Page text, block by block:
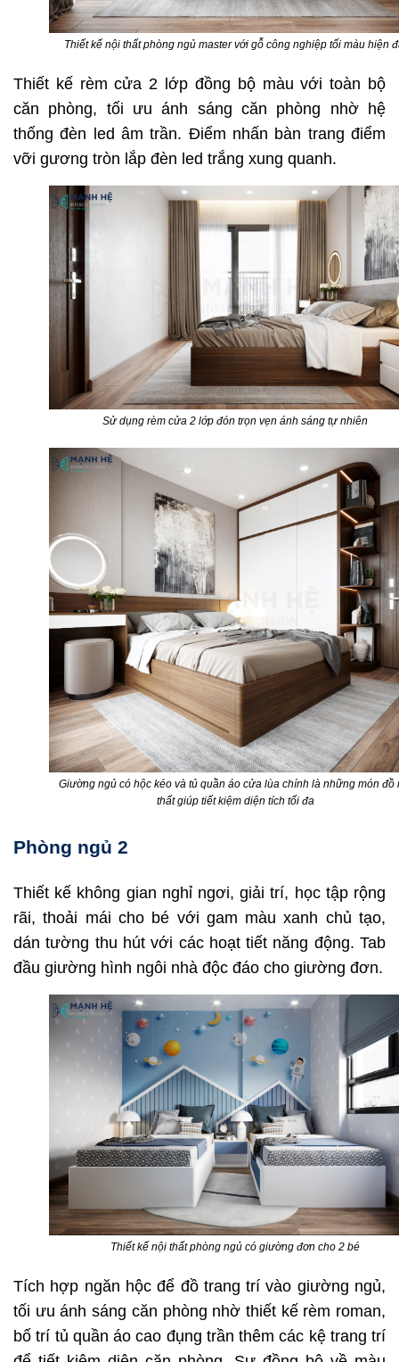
Thiết kế nội thất phòng ngủ master với gỗ công nghiệp tối màu hiện
Thiết kế rèm cửa 2 lớp đồng bộ màu với toàn bộ
căn phòng, tối ưu ánh sáng căn phòng nhờ hệ
thống đèn led âm trần. Điểm nhấn bàn trang điểm
vỡi gương tròn lắp đèn led trắng xung quanh.
Sử dụng rèm cửa 2 lớp đón trọn vẹn ánh sáng tự nhiên
Giường ngủ có hộc kéo và tủ quần áo cửa lùa chính là những món đồ
thất giúp tiết kiệm diện tích tối đa
Phòng ngủ 2
Thiết kế không gian nghỉ ngơi, giải trí, học tập rộng
rãi, thoải mái cho bé với gam màu xanh chủ tạo,
dán tường thu hút với các hoạt tiết năng động. Tab
đầu giường hình ngôi nhà độc đáo cho giường đơn.
Thiết kế nội thất phòng ngủ có giường đơn cho 2 bé
Tích hợp ngăn hộc để đồ trang trí vào giường ngủ,
tối ưu ánh sáng căn phòng nhờ thiết kế rèm roman,
bố trí tủ quần áo cao đụng trần thêm các kệ trang trí